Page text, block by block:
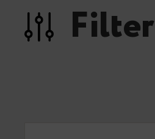
Filter